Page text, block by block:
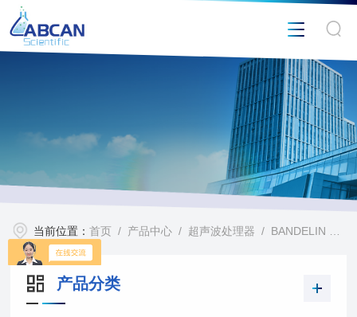
当前位置：首页 / 产品中心 / 超声波处理器 / BANDELIN HD2070超声波细胞破碎仪
产品分类